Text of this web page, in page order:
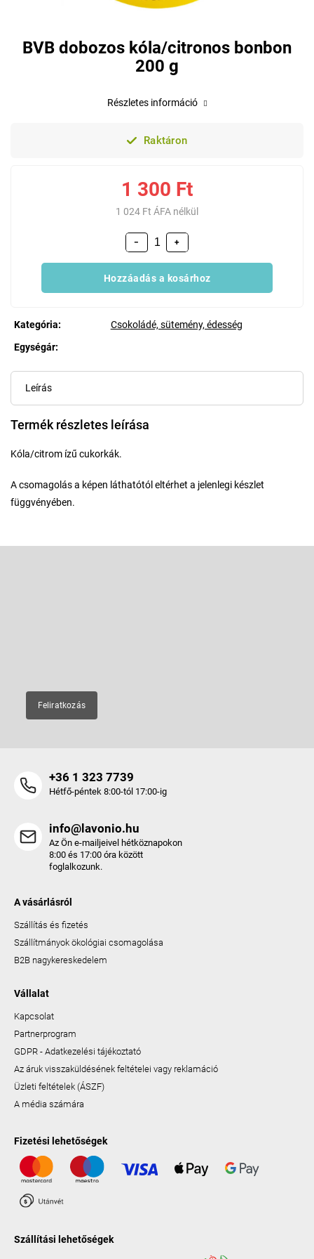
BVB dobozos kóla/citronos bonbon
200 g
Raktáron
1 300 Ft
1 024 Ft ÁFA nélkül
+
−
Hozzáadás a kosárhoz
Kategória:
Csokoládé, sütemény, édesség
Egységár:
Részletes információ
Leírás
Termék részletes leírása
Kóla/citrom ízű cukorkák.
A csomagolás a képen láthatótól eltérhet a jelenlegi készlet
függvényében.
Feliratkozás
+36 1 323 7739
Hétfő-péntek 8:00-tól 17:00-ig
info@lavonio.hu
Az Ön e-mailjeivel hétköznapokon
8:00 és 17:00 óra között
foglalkozunk.
A vásárlásról
Szállítás és fizetés
Szállítmányok ökológiai csomagolása
B2B nagykereskedelem
Vállalat
Kapcsolat
Partnerprogram
GDPR - Adatkezelési tájékoztató
Az áruk visszaküldésének feltételei vagy reklamáció
Üzleti feltételek (ÁSZF)
A média számára
Fizetési lehetőségek
Szállítási lehetőségek